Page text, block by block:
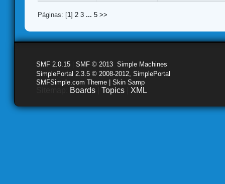
Páginas: [1] 2 3 ... 5 >>
SMF 2.0.15 SMF © 2013 Simple Machines
SimplePortal 2.3.5 © 2008-2012, SimplePortal
SMFSimple.com Theme | Skin Samp
Boards Topics XML